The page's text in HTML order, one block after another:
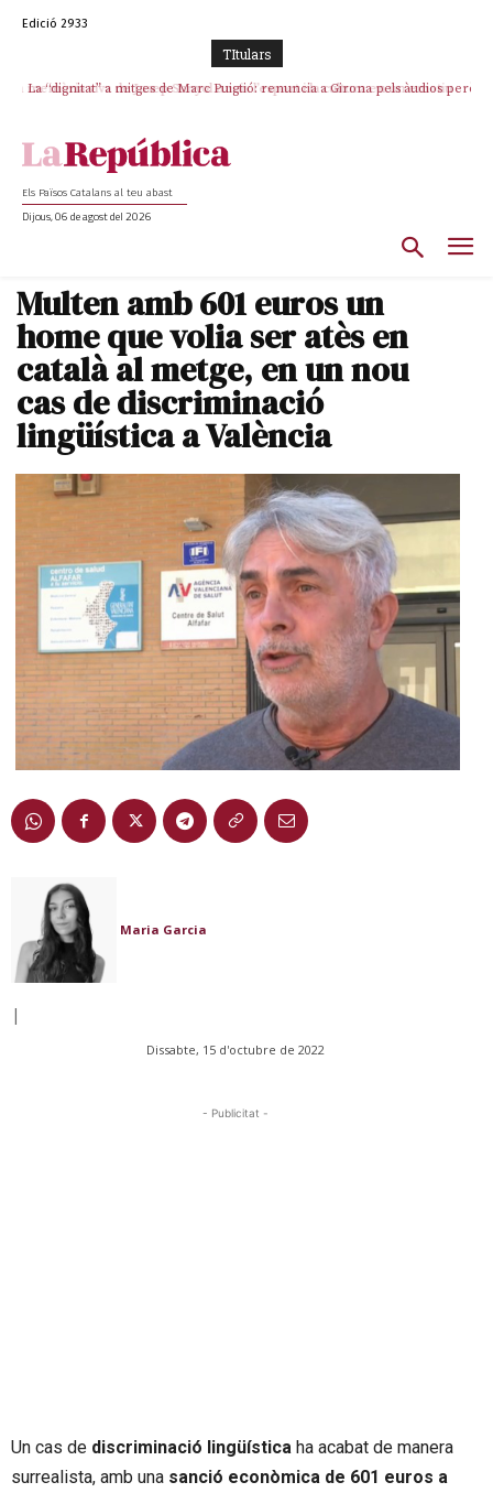
Edició 2933
TItulars
La “dignitat” a mitges de Marc Puigtió: renuncia a Girona pels àudios però
Els Països Catalans al teu abast
Dijous, 06 de agost del 2026
Multen amb 601 euros un
home que volia ser atès en
català al metge, en un nou
cas de discriminació
lingüística a València
Maria Garcia
|
Dissabte, 15 d'octubre de 2022
- Publicitat -
Un cas de discriminació lingüística ha acabat de manera
surrealista, amb una sanció econòmica de 601 euros a